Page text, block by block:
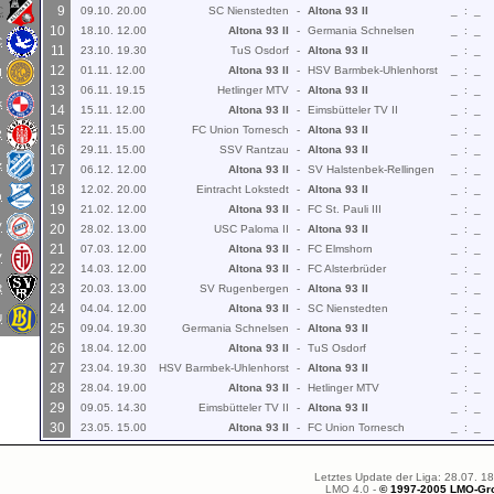
9 09.10. 20.00 SC Nienstedten - Altona 93 II :
10 18.10. 12.00 Altona 93 II - Germania Schnelsen :
11 23.10. 19.30 TuS Osdorf - Altona 93 II :
12 01.11. 12.00 Altona 93 II - HSV Barmbek-Uhlenhorst :
13 06.11. 19.15 Hetlinger MTV - Altona 93 II :
14 15.11. 12.00 Altona 93 II - Eimsbütteler TV II :
15 22.11. 15.00 FC Union Tornesch - Altona 93 II :
16 29.11. 15.00 SSV Rantzau - Altona 93 II :
17 06.12. 12.00 Altona 93 II - SV Halstenbek-Rellingen :
18 12.02. 20.00 Eintracht Lokstedt - Altona 93 II :
19 21.02. 12.00 Altona 93 II - FC St. Pauli III :
20 28.02. 13.00 USC Paloma II - Altona 93 II :
21 07.03. 12.00 Altona 93 II - FC Elmshorn :
22 14.03. 12.00 Altona 93 II - FC Alsterbrüder :
23 20.03. 13.00 SV Rugenbergen - Altona 93 II :
24 04.04. 12.00 Altona 93 II - SC Nienstedten :
25 09.04. 19.30 Germania Schnelsen - Altona 93 II :
26 18.04. 12.00 Altona 93 II - TuS Osdorf :
27 23.04. 19.30 HSV Barmbek-Uhlenhorst - Altona 93 II :
28 28.04. 19.00 Altona 93 II - Hetlinger MTV :
29 09.05. 14.30 Eimsbütteler TV II - Altona 93 II :
30 23.05. 15.00 Altona 93 II - FC Union Tornesch :
Letztes Update der Liga: 28.07.
LMO 4.0 - © 1997-2005 LMO-